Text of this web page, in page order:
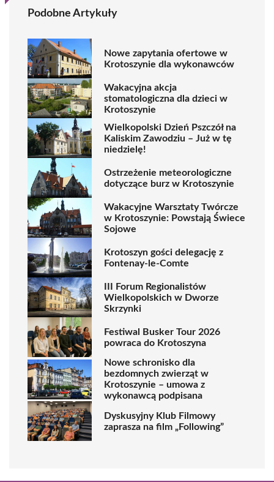
Podobne Artykuły
Nowe zapytania ofertowe w
Krotoszynie dla wykonawców
Wakacyjna akcja
stomatologiczna dla dzieci w
Krotoszynie
Wielkopolski Dzień Pszczół na
Kaliskim Zawodziu – Już w tę
niedzielę!
Ostrzeżenie meteorologiczne
dotyczące burz w Krotoszynie
Wakacyjne Warsztaty Twórcze
w Krotoszynie: Powstają Świece
Sojowe
Krotoszyn gości delegację z
Fontenay-le-Comte
III Forum Regionalistów
Wielkopolskich w Dworze
Skrzynki
Festiwal Busker Tour 2026
powraca do Krotoszyna
Nowe schronisko dla
bezdomnych zwierząt w
Krotoszynie – umowa z
wykonawcą podpisana
Dyskusyjny Klub Filmowy
zaprasza na film „Following”